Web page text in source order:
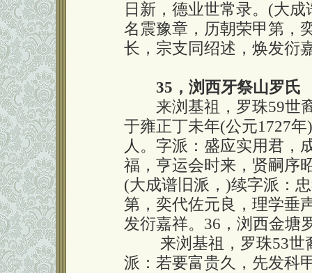
日新，德业世常录。(大
名震豫章，历朝荣甲第，
长，宗支同绍述，焕发衍
35，浏西牙祭山罗氏
来浏基祖，罗珠59世裔
于雍正丁未年(公元1727
人。字派：盛应实用君，
福，亨运会时来，贤嗣序
(大成谱旧派，)续字派：
第，奕代佐元良，理学垂
发衍嘉祥。36，浏西金塘
来浏基祖，罗珠53世
派：若要富贵久，先发科